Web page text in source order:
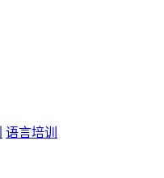
语言培训